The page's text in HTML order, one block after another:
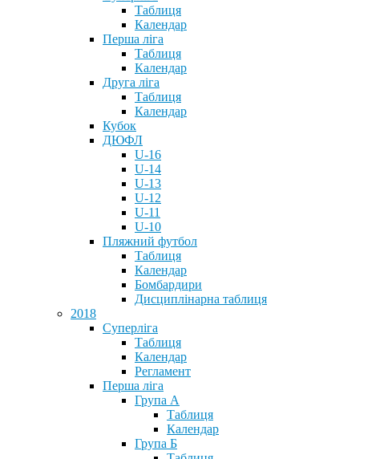
Таблиця
Календар
Перша ліга
Таблиця
Календар
Друга ліга
Таблиця
Календар
Кубок
ДЮФЛ
U-16
U-14
U-13
U-12
U-11
U-10
Пляжний футбол
Таблиця
Календар
Бомбардири
Дисциплінарна таблиця
2018
Суперліга
Таблиця
Календар
Регламент
Перша ліга
Група А
Таблиця
Календар
Група Б